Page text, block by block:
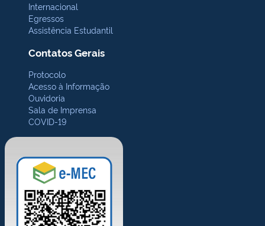
Internacional
Egressos
Assistência Estudantil
Contatos Gerais
Protocolo
Acesso à Informação
Ouvidoria
Sala de Imprensa
COVID-19